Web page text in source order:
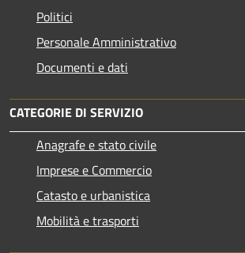
Politici
Personale Amministrativo
Documenti e dati
CATEGORIE DI SERVIZIO
Anagrafe e stato civile
Imprese e Commercio
Catasto e urbanistica
Mobilità e trasporti